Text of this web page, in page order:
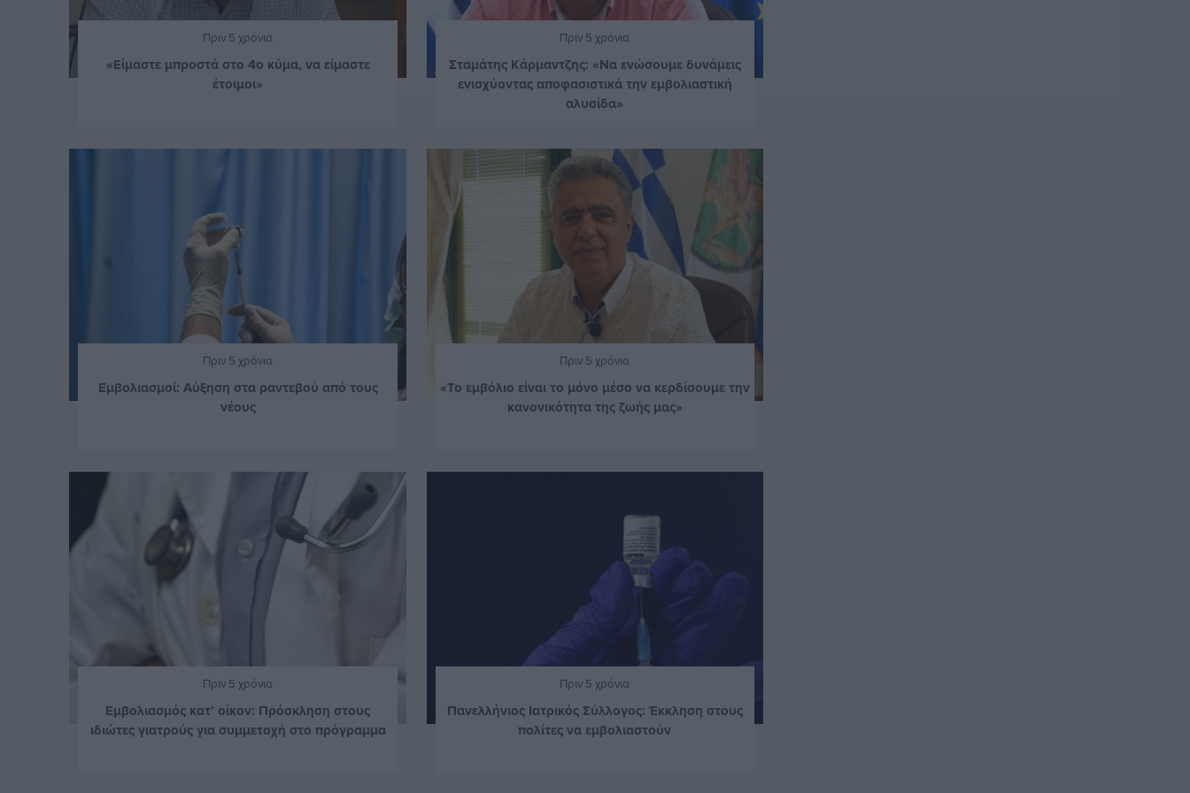
Πριν 5 χρόνια
«Είμαστε μπροστά στο 4ο κύμα, να είμαστε
έτοιμοι»
Πριν 5 χρόνια
Σταμάτης Κάρμαντζης: «Να ενώσουμε δυνάμεις
ενισχύοντας αποφασιστικά την εμβολιαστική
αλυσίδα»
Πριν 5 χρόνια
Εμβολιασμοί: Αύξηση στα ραντεβού από τους
νέους
Πριν 5 χρόνια
«Το εμβόλιο είναι το μόνο μέσο να κερδίσουμε την
κανονικότητα της ζωής μας»
Πριν 5 χρόνια
Εμβολιασμός κατ’ οίκον: Πρόσκληση στους
ιδιώτες γιατρούς για συμμετοχή στο πρόγραμμα
Πριν 5 χρόνια
Πανελλήνιος Ιατρικός Σύλλογος: Έκκληση στους
πολίτες να εμβολιαστούν